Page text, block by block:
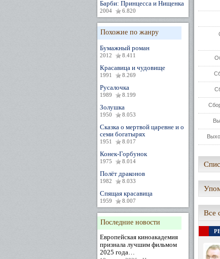
Барби: Принцесса и Нищенка
2004 6.820
Похожие по жанру
Бумажный роман
2012 8.411
Красавица и чудовище
1991 8.269
Русалочка
1989 8.199
Золушка
1950 8.053
Сказка о мертвой царевне и о
семи богатырях
1951 8.017
Конек-Горбунок
1975 8.014
Полёт драконов
1982 8.033
Спящая красавица
1959 8.007
Последние новости
Европейская киноакадемия
признала лучшим фильмом
2025 года…
Все